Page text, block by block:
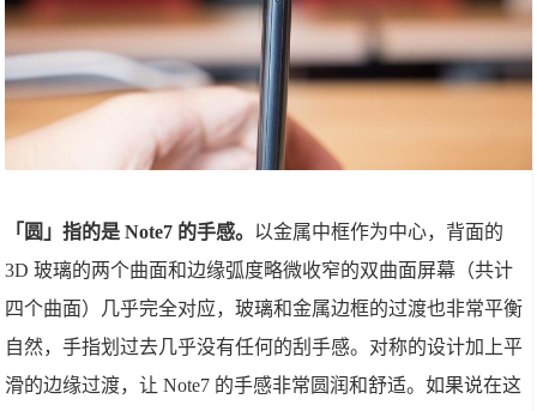
「圆」指的是 Note7 的手感。 以金属中框作为中心，背面的
3D 玻璃的两个曲面和边缘弧度略微收窄的双曲面屏幕（共计
四个曲面）几乎完全对应，玻璃和金属边框的过渡也非常平衡
自然，手指划过去几乎没有任何的刮手感。对称的设计加上平
滑的边缘过渡，让 Note7 的手感非常圆润和舒适。如果说在这